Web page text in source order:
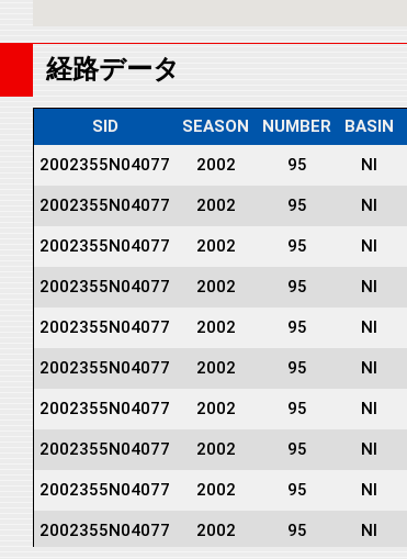
経路データ
SID SEASON NUMBER BASIN
2002355N04077
2002 95 NI
2002355N04077 2002 95 NI
2002355N04077 2002 95 NI
2002355N04077 2002 95 NI
2002355N04077 2002 95 NI
2002355N04077 2002 95 NI
2002355N04077 2002 95 NI
2002355N04077 2002 95 NI
2002355N04077 2002 95 NI
2002355N04077 2002 95 NI